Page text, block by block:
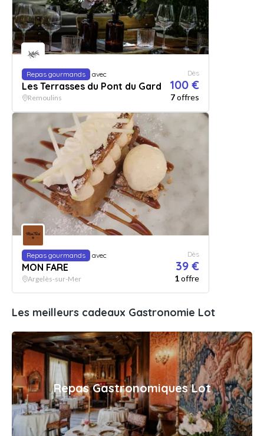
Repas gourmands avec
Les Terrasses du Pont du Gard
Dès
100 €
Remoulins 7offres
Repas gourmands avec
MON FARE
Dès
39 €
Argelès-sur-Mer 1offre
Les meilleurs cadeaux Gastronomie Lot
Repas Gastronomiques Lot